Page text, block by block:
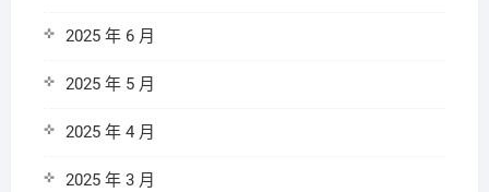
2025 年 6 月
2025 年 5 月
2025 年 4 月
2025 年 3 月